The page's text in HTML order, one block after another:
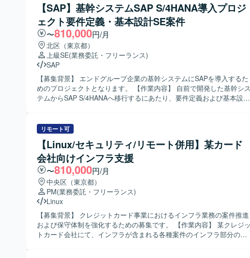
だきます。出荷判定会議での説明や、リリースまでの一気通貫した案
件推進を担っていただきます。担当プロダクトはWebサイト、株取引
アプリ、資産管理アプリなどの既存アプリケーションや既存システム
のバックエンド周り、特にバッチ開発など多岐にわたります。適正に
合わせて担当プロダクトは変わります。 【求める人物像】 システム要
件定義から案件完結まで主体的に推進できる方を求めています。ステ
ークホルダーからの厳しいレビューに対しても、要件を論理的かつ明
確に説明し、回答できるコミュニケーション能力をお持ちの方を歓迎
いたします。金融や証券領域の知見がない場合でも、参画後に商品や
取引条件などの証券業務知識を自主的にキャッチアップしていける学
バックエンドシステムなど多岐にわたるプロダクトに関わることがで
きます。要件定義からリリースまで一気通貫で案件をリードすること
で、上流から下流までの工程を広く経験できる環境です。金融・証券
領域の知見や大規模システムにおける案件推進の経験を深めていただ
けます。 【開発環境】 Webサイトや株取引アプリ、資産管理アプリ
などの既存アプリケーションおよび既存システムのバックエンド周
り、特にバッチ開発に関わる環境です。
【SAP】基幹システムSAP S/4HANA導入プロジ
ェクト要件定義・基本設計SE案件
〜810,000円/月
北区（東京都）
上級SE(業務委託・フリーランス)
SAP
【募集背景】 エンドグループ企業の基幹システムにSAPを導入するた
めのプロジェクトとなります。 【作業内容】 自前で開発した基幹シス
テムからSAP S/4HANAへ移行するにあたり、要件定義および基本設計
いただける方を求めております。 【ポジションの魅力】 基幹システム
全体のSAP導入プロジェクトに上流工程から参画でき、販売管理や購
買管理／在庫管理領域での業務知見とSAPスキルを高めていただけま
す。 【開発環境】 SAP S/4HANAを中心とした基幹システム環境とな
ります。
リモート可
【Linux/セキュリティ/リモート併用】某カード
会社向けインフラ支援
〜810,000円/月
中央区（東京都）
PM(業務委託・フリーランス)
Linux
【募集背景】 クレジットカード事業におけるインフラ業務の案件推進
および保守体制を強化するための募集です。 【作業内容】 某クレジッ
トカード会社にて、インフラが含まれる各種案件のインフラ部分の推